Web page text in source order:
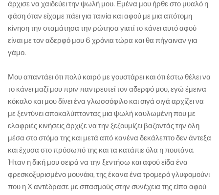
άρχισε να χαιδεύει την ψωλή μου. Εμένα μου ήρθε στο μυαλό η
φάση όταν είχαμε πάει για ταινία και αφού με μια απότομη
κίνηση την σταμάτησα την ρώτησα γιατί το κάνει αυτό αφού
είναι με τον αδερφό μου 6 χρόνια τώρα και θα πήγαιναν για
γάμο.
Μου απαντάει ότι πολύ καιρό με γουστάρει και ότι έστω θέλει να
το κάνει μαζί μου πριν παντρευτεί τον αδερφό μου, εγώ έμεινα
κόκαλο και μου δίνει ένα γλωσσόφιλο και σιγά σιγά αρχίζει να
με ξεντύνει αποκαλύπτοντας μια ψωλή καυλωμένη που με
ελαφριές κινήσεις άρχιζε να την ξεζουμίζει βαζοντάς την όλη
μέσα στο στόμα της και μετά από κανένα δεκάλεπτο δεν άντεξα
και έχυσα στο πρόσωπό της και τα κατάπιε όλα η πουτάνα.
Ήταν η δική μου σειρά να την ξεντήσω και αφού είδα ένα
φρεσκοξυρισμένο μουνάκι, της έκανα ένα τρομερό γλυφομούνι
που η Χ αντέδρασε με σπασμούς στην συνέχεια της είπα αφού